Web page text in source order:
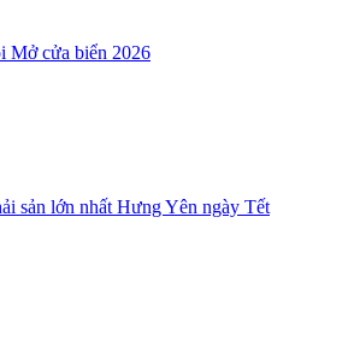
Mở cửa biển 2026
sản lớn nhất Hưng Yên ngày Tết